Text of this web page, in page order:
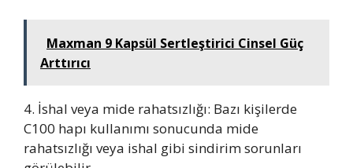
Maxman 9 Kapsül Sertleştirici Cinsel Güç
Arttırıcı
4. İshal veya mide rahatsızlığı: Bazı kişilerde
C100 hapı kullanımı sonucunda mide
rahatsızlığı veya ishal gibi sindirim sorunları